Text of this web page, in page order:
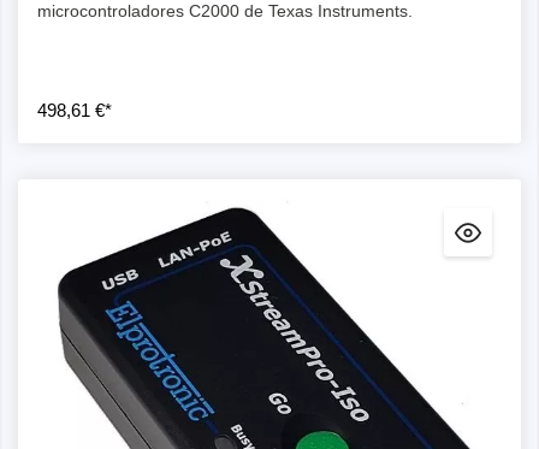
microcontroladores C2000 de Texas Instruments.
498,61 €*